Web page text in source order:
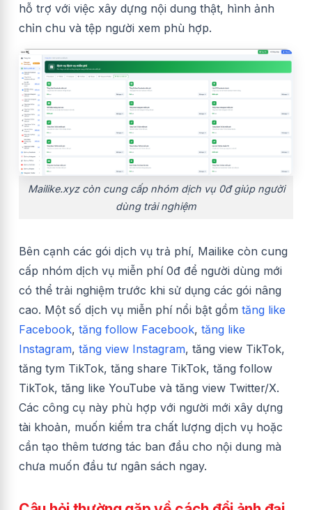
hỗ trợ với việc xây dựng nội dung thật, hình ảnh
chỉn chu và tệp người xem phù hợp.
Mailike.xyz còn cung cấp nhóm dịch vụ 0đ giúp người
dùng trải nghiệm
Bên cạnh các gói dịch vụ trả phí, Mailike còn cung
cấp nhóm dịch vụ miễn phí 0đ để người dùng mới
có thể trải nghiệm trước khi sử dụng các gói nâng
cao. Một số dịch vụ miễn phí nổi bật gồm tăng like
Facebook, tăng follow Facebook, tăng like
Instagram, tăng view Instagram, tăng view TikTok,
tăng tym TikTok, tăng share TikTok, tăng follow
TikTok, tăng like YouTube và tăng view Twitter/X.
Các công cụ này phù hợp với người mới xây dựng
tài khoản, muốn kiểm tra chất lượng dịch vụ hoặc
cần tạo thêm tương tác ban đầu cho nội dung mà
chưa muốn đầu tư ngân sách ngay.